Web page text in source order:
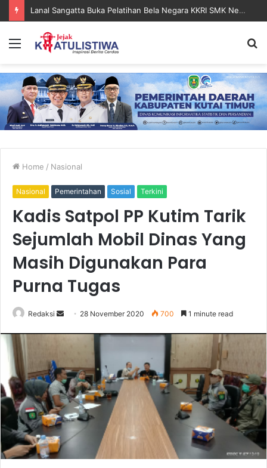
Lanal Sangatta Gelar Khitan Massal Gratis di Desa Muara Bengalon
Menu
Home / Nasional
Nasional Pemerintahan Sosial Terkini
Kadis Satpol PP Kutim Tarik
Sejumlah Mobil Dinas Yang
Masih Digunakan Para
Purna Tugas
Redaksi
Send 28 November 2020 700 1 minute read